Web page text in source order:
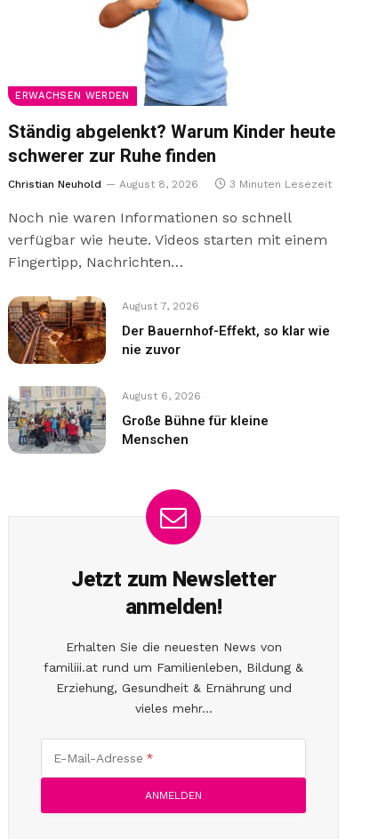
ERWACHSEN WERDEN
Ständig abgelenkt? Warum Kinder heute
schwerer zur Ruhe finden
Christian Neuhold August 8, 2026 3 Minuten Lesezeit
Noch nie waren Informationen so schnell
verfügbar wie heute. Videos starten mit einem
Fingertipp, Nachrichten…
August 7, 2026
Der Bauernhof-Effekt, so klar wie
nie zuvor
August 6, 2026
Große Bühne für kleine
Menschen
Jetzt zum Newsletter
anmelden!
Erhalten Sie die neuesten News von
familiii.at rund um Familienleben, Bildung &
Erziehung, Gesundheit & Ernährung und
vieles mehr...
E-Mail-Adresse